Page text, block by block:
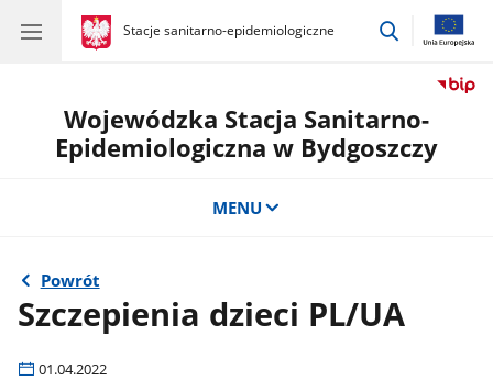
gov.pl
Stacje sanitarno-epidemiologiczne
gov.pl
Stacje
przejdź
Wojewódzka Stacja Sanitarno-
Epidemiologiczna w Bydgoszczy
MENU
Powrót
Szczepienia dzieci PL/UA
01.04.2022